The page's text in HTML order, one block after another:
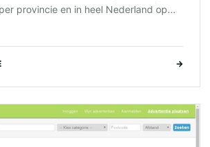
provincie en in heel Nederland op...
→